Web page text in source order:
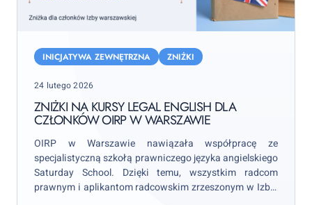
Legal
English
członków
OIRP
Warszawie
INICJATYWA ZEWNĘTRZNA ZNIŻKI
Posted
24 lutego 2026
ZNIŻKI NA KURSY LEGAL ENGLISH DLA
CZŁONKÓW OIRP W WARSZAWIE
OIRP w Warszawie nawiązała współpracę ze
specjalistyczną szkołą prawniczego języka angielskiego
Saturday School. Dzięki temu, wszystkim radcom
prawnym i aplikantom radcowskim zrzeszonym w Izbie